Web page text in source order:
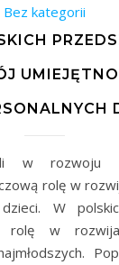
Bez kategorii
rolę w
W
rolę w